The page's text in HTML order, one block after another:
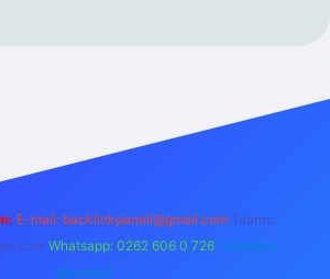
E-mail: backlinkpaneli@gmail.com Teams:
Whatsapp: 0262 606 0 726 Telegram:
@karabul